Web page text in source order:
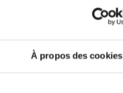
À propos des cookies